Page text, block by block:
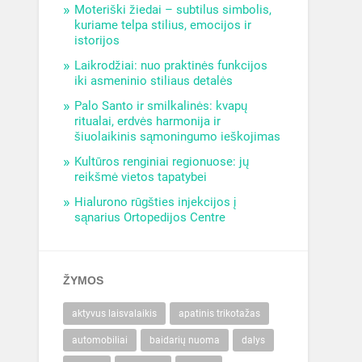
Moteriški žiedai – subtilus simbolis,
kuriame telpa stilius, emocijos ir
istorijos
Laikrodžiai: nuo praktinės funkcijos
iki asmeninio stiliaus detalės
Palo Santo ir smilkalinės: kvapų
ritualai, erdvės harmonija ir
šiuolaikinis sąmoningumo ieškojimas
Kultūros renginiai regionuose: jų
reikšmė vietos tapatybei
Hialurono rūgšties injekcijos į
sąnarius Ortopedijos Centre
ŽYMOS
aktyvus laisvalaikis apatinis trikotažas
automobiliai baidarių nuoma dalys